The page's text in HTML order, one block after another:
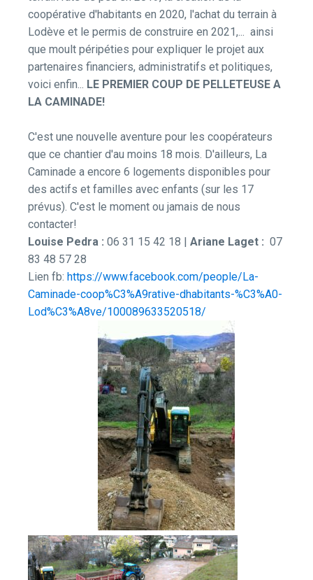
coopérative d'habitants en 2020, l'achat du terrain à
Lodève et le permis de construire en 2021,... ainsi
que moult péripéties pour expliquer le projet aux
partenaires financiers, administratifs et politiques,
voici enfin... LE PREMIER COUP DE PELLETEUSE A
LA CAMINADE!
C'est une nouvelle aventure pour les coopérateurs
que ce chantier d'au moins 18 mois. D'ailleurs, La
Caminade a encore 6 logements disponibles pour
des actifs et familles avec enfants (sur les 17
prévus). C'est le moment ou jamais de nous
contacter!
Louise Pedra : 06 31 15 42 18 | Ariane Laget : 07
83 48 57 28
Lien fb: https://www.facebook.com/people/La-
Caminade-coop%C3%A9rative-dhabitants-%C3%A0-
Lod%C3%A8ve/100089633520518/